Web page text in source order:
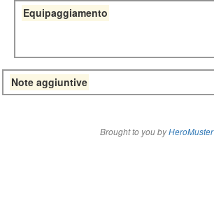
Equipaggiamento
Note aggiuntive
Brought to you byHeroMuster